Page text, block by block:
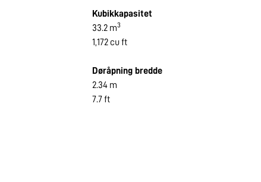
Kubikkapasitet
33.2 m3
1,172 cu ft
Døråpning bredde
2.34 m
7.7 ft